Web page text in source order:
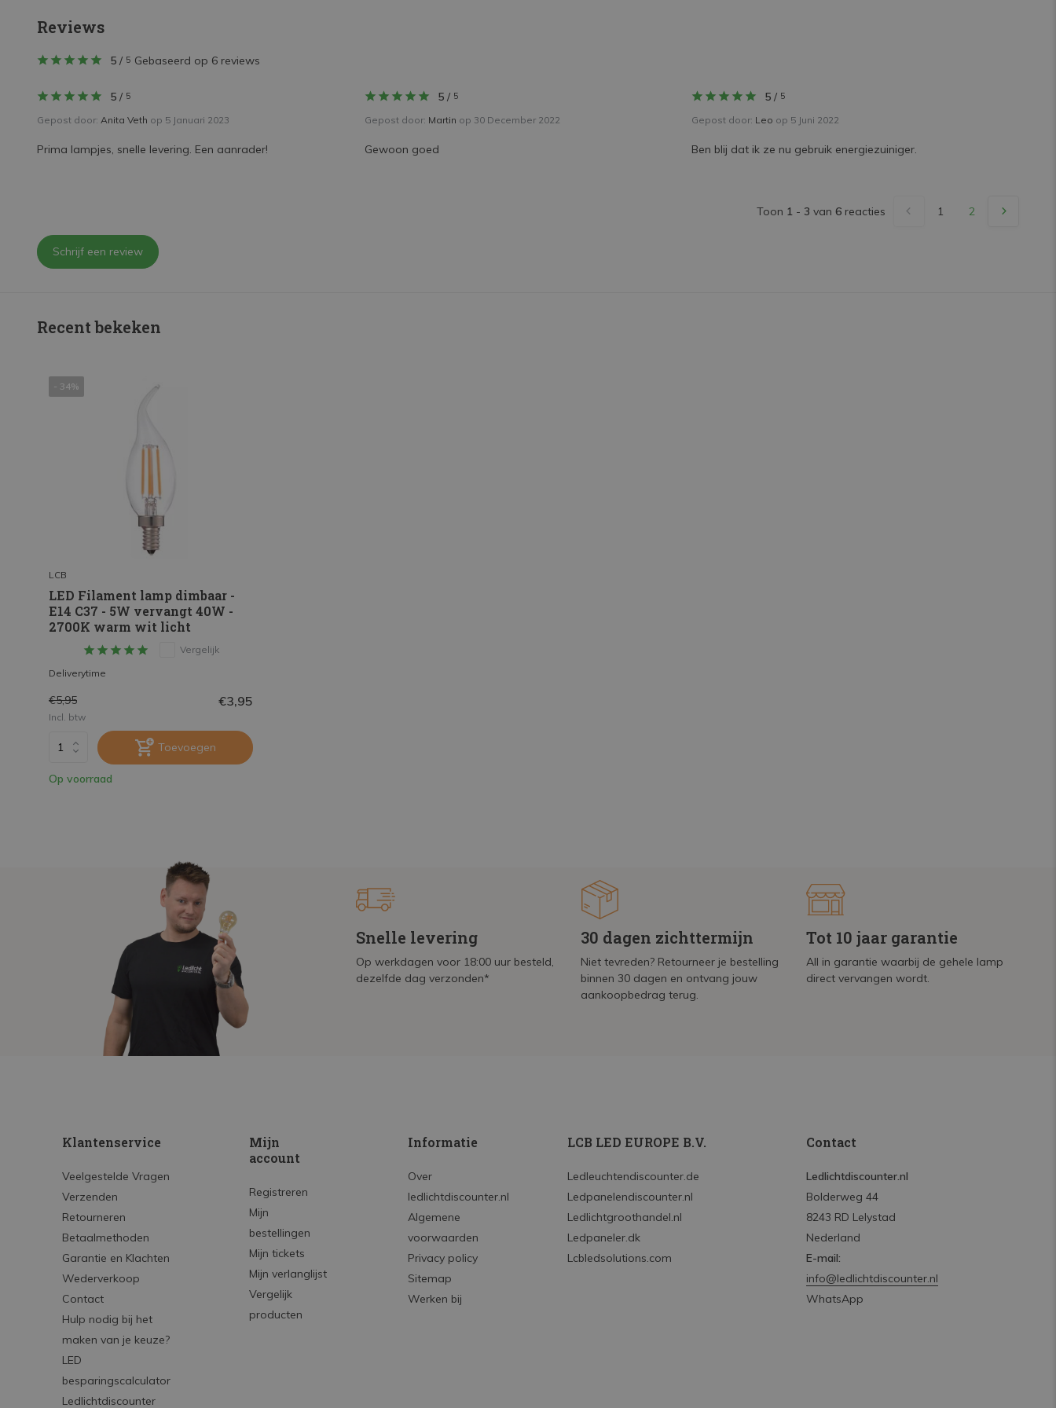
Reviews
5 / 5 Gebaseerd op 6 reviews
5 / 5
Gepost door: Anita Veth op 5 Januari 2023
Prima lampjes, snelle levering. Een aanrader!
5/ 5
Gepost door: Martin op 30 December 2022
Gewoon goed
5 / 5
Gepost door: Leo op 5 Juni 2022
Ben blij dat ik ze nu gebruik energiezuiniger.
Toon 1 - 3 van 6 reacties 1 2
Schrijf een review
Recent bekeken
- 34%
LCB
LED Filament lamp dimbaar -
E14 C37 - 5W vervangt 40W -
2700K warm wit licht
Vergelijk
Deliverytime
€5,95 €3,95
Incl. btw
Toevoegen
Op voorraad
Snelle levering
Op werkdagen voor 18:00 uur besteld,
dezelfde dag verzonden*
30 dagen zichttermijn
Niet tevreden? Retourneer je bestelling
binnen 30 dagen en ontvang jouw
aankoopbedrag terug.
Tot 10 jaar garantie
All in garantie waarbij de gehele lamp
direct vervangen wordt.
Klantenservice
Veelgestelde Vragen
Verzenden
Retourneren
Betaalmethoden
Garantie en Klachten
Wederverkoop
Contact
Hulp nodig bij het
maken van je keuze?
LED
besparingscalculator
Ledlichtdiscounter
Mijn
account
Registreren
Mijn
bestellingen
Mijn tickets
Mijn verlanglijst
Vergelijk
producten
Informatie
Over
ledlichtdiscounter.nl
Algemene
voorwaarden
Privacy policy
Sitemap
Werken bij
LCB LED EUROPE B.V.
Ledleuchtendiscounter.de
Ledpanelendiscounter.nl
Ledlichtgroothandel.nl
Ledpaneler.dk
Lcbledsolutions.com
Contact
Ledlichtdiscounter.nl
Bolderweg 44
8243 RD Lelystad
Nederland
E-mail:
info@ledlichtdiscounter.nl
WhatsApp